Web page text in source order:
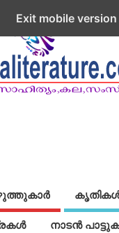
നാടന്‍
Exit mobile version